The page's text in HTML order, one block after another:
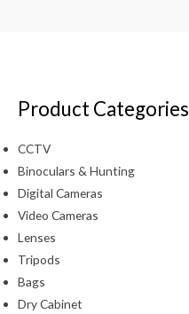
Product Categories
CCTV
Binoculars & Hunting
Digital Cameras
Video Cameras
Lenses
Tripods
Bags
Dry Cabinet